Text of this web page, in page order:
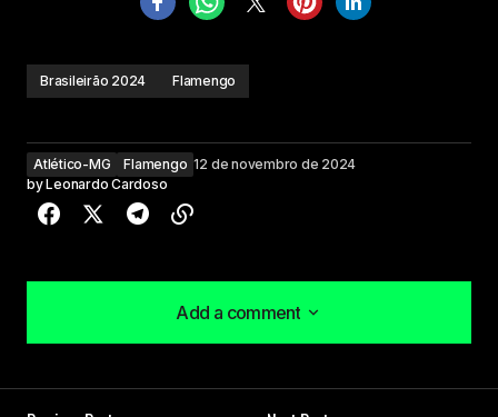
Brasileirão 2024 Flamengo
Atlético-MG Flamengo 12 de novembro de 2024
byLeonardo Cardoso
Add a comment
Add a comment